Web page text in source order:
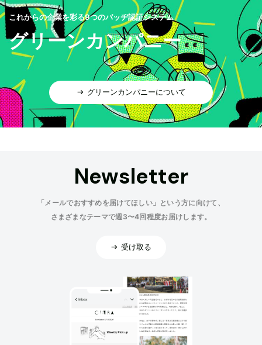
これからの企業を彩る9つのバッヂ認証システム
グリーンカンパニー
グリーンカンパニーについて
Newsletter
「メールでおすすめを届けてほしい」という方に向けて、
さまざまなテーマで週3〜4回程度お届けします。
受け取る